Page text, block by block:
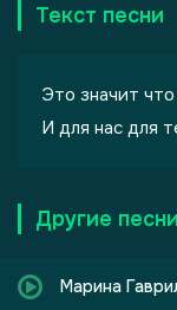
Текст песни
Это значит
И для нас для
Другие песни
Марина